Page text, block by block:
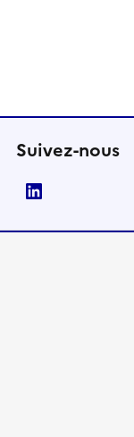
Suivez-nous